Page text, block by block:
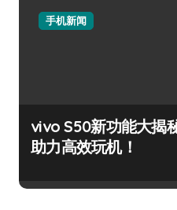
手机新闻
vivo S50新功能大揭
助力高效玩机！